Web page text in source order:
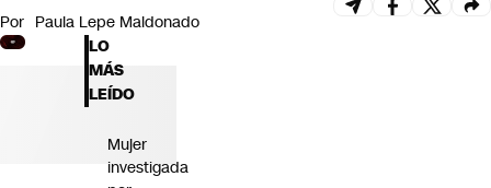
Por Paula Lepe Maldonado
LO
MÁS
LEÍDO
Mujer
investigada